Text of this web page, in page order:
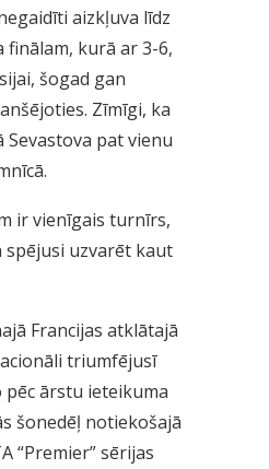
aizkļuva līdz
kurā ar 3-6,
šogad gan
Zīmīgi, ka
pat vienu
ir vienīgais turnīrs,
spējusi uzvarēt kaut
Francijas atklātajā
triumfējusī
ārstu ieteikuma
šonedēļ notiekošajā
“Premier” sērijas